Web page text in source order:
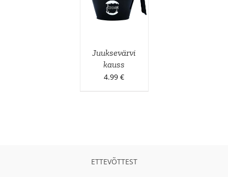
/
LISAINFO
Juuksevärvi
kauss
4.99 €
ETTEVÕTTEST